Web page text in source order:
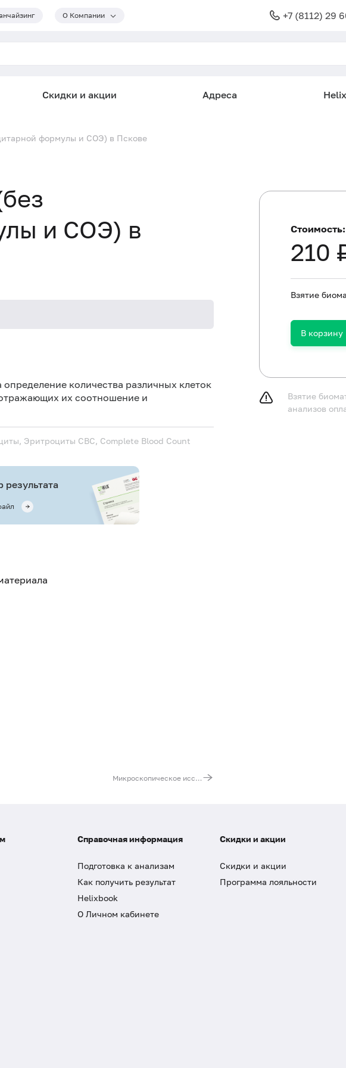
О Компании +7 (8112) 29
Скидки и акции Адреса
формулы и СОЭ) в Пскове
и СОЭ) в
количества различных клеток
их соотношение и
Эритроциты CBC, Complete Blood Count
результата
Микроскопическое исследование отделяемого мочеполовых органов мужчин (микрофлора)
Детям в возрасте до
Детям в возрасте от
Не принимать пищу в
Стоимость:
210
Взятие
В корзину
Взятие
анализов
Справочная информация
Подготовка к анализам
Как получить результат
Helixbook
О Личном кабинете
Скидки и акции
Скидки и акции
Программа лояльности